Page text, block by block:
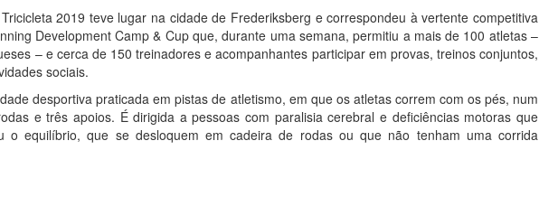
2019 teve lugar na cidade de Frederiksberg e correspondeu à vertente competitiva
Development Camp & Cup que, durante uma semana, permitiu a mais de 100 atletas –
– e cerca de 150 treinadores e acompanhantes participar em provas, treinos conjuntos,
sociais.
desportiva praticada em pistas de atletismo, em que os atletas correm com os pés, num
e três apoios. É dirigida a pessoas com paralisia cerebral e deficiências motoras que
o equilíbrio, que se desloquem em cadeira de rodas ou que não tenham uma corrida